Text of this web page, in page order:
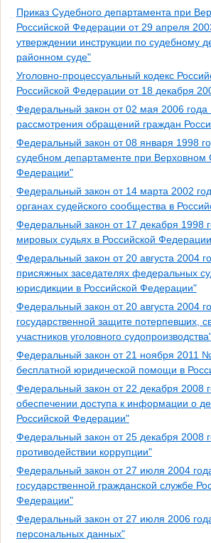
Приказ Судебного департамента при
Российской Федерации от 29 апреля
утверждении инструкции по судебному
районном суде"
Уголовно-процессуальный кодекс
Российской Федерации от 18 декабря
Федеральный закон от 02 мая 2006
рассмотрения обращений граждан
Федеральный закон от 08 января 1998
судебном департаменте при Верховном
Федерации"
Федеральный закон от 14 марта 2002
органах судейского сообщества в
Федеральный закон от 17 декабря
мировых судьях в Российской
Федеральный закон от 20 августа 2004
присяжных заседателях федеральных
юрисдикции в Российской Федерации"
Федеральный закон от 20 августа 2004
государственной защите потерпевших,
участников уголовного
Федеральный закон от 21 ноября 2011
бесплатной юридической помощи в
Федеральный закон от 22 декабря
обеспечении доступа к информации о
Российской Федерации"
Федеральный закон от 25 декабря
противодействии коррупции"
Федеральный закон от 27 июля 2004
государственной гражданской службе
Федерации"
Федеральный закон от 27 июля 2006
персональных данных"